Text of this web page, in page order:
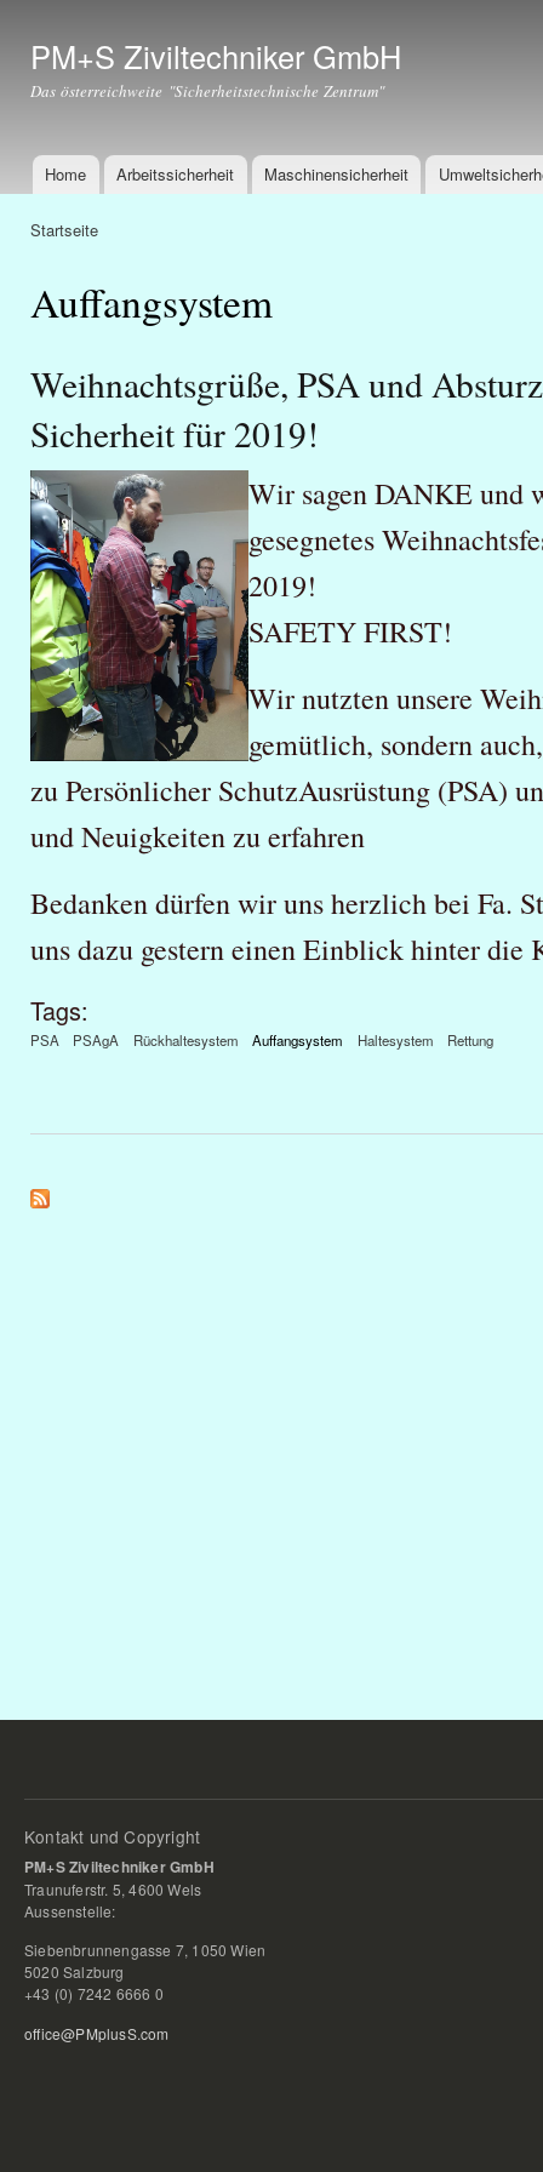
PM+S Ziviltechniker GmbH
Das österreichweite "Sicherheitstechnische Zentrum"
Hauptmenü
Home Arbeitssicherheit Maschinensicherheit
Startseite
Auffangsystem
Weihnachtsgrüße, PSA und
Sicherheit für 2019!
Wir sagen DANKE und
gesegnetes
2019!
SAFETY FIRST!
Wir nutzten unsere
gemütlich, sondern
zu Persönlicher SchutzAusrüstung (PSA)
und Neuigkeiten zu erfahren
Bedanken dürfen wir uns herzlich bei Fa.
uns dazu gestern einen Einblick hinter die
Tags:
PSA PSAgA Rückhaltesystem Auffangsystem Haltesystem Rettung
Kontakt und Copyright
PM+S Ziviltechniker GmbH
Traunuferstr. 5, 4600 Wels
Aussenstelle:
Siebenbrunnengasse 7, 1050 Wien
5020 Salzburg
+43 (0) 7242 6666 0
office@PMplusS.com